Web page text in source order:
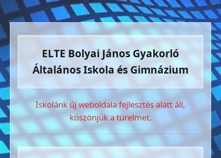
ELTE Bolyai János Gyakorló
Általános Iskola és Gimnázium
Iskolánk új weboldala fejlesztés alatt áll,
köszönjük a türelmet.